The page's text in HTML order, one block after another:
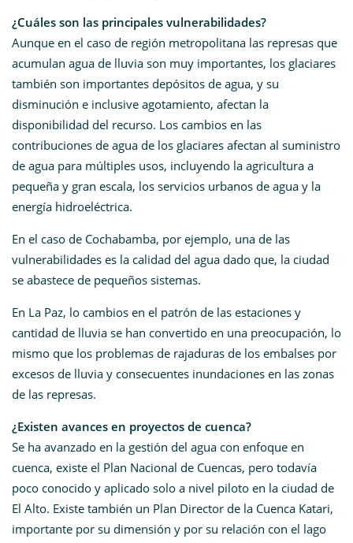
¿Cuáles son las principales vulnerabilidades?
Aunque en el caso de región metropolitana las represas que
acumulan agua de lluvia son muy importantes, los glaciares
también son importantes depósitos de agua, y su
disminución e inclusive agotamiento, afectan la
disponibilidad del recurso. Los cambios en las
contribuciones de agua de los glaciares afectan al suministro
de agua para múltiples usos, incluyendo la agricultura a
pequeña y gran escala, los servicios urbanos de agua y la
energía hidroeléctrica.
En el caso de Cochabamba, por ejemplo, una de las
vulnerabilidades es la calidad del agua dado que, la ciudad
se abastece de pequeños sistemas.
En La Paz, lo cambios en el patrón de las estaciones y
cantidad de lluvia se han convertido en una preocupación, lo
mismo que los problemas de rajaduras de los embalses por
excesos de lluvia y consecuentes inundaciones en las zonas
de las represas.
¿Existen avances en proyectos de cuenca?
Se ha avanzado en la gestión del agua con enfoque en
cuenca, existe el Plan Nacional de Cuencas, pero todavía
poco conocido y aplicado solo a nivel piloto en la ciudad de
El Alto. Existe también un Plan Director de la Cuenca Katari,
importante por su dimensión y por su relación con el lago